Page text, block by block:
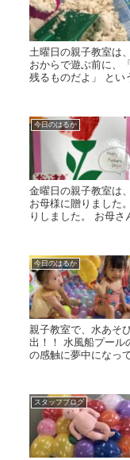
土曜日の親子教室は
おからで遊ぶ前に、
残るものだよ」 というお話をして、本物の大豆や豆乳、豆腐に
今日のはるか
金曜日の親子教室は
お母様に贈りました。 かわいい手のカーネーションに、ほっこ
りしました。 お母さんに喜んでもらえて、子ども達も嬉しそう
今日のはるか
親子教室で、水あそび♪ ビニールプールに大量の水風
出！！ 水風船プールの出来上がり＼(^o^)／ たっぷりの水風船
の感触に夢中になってくれました。
スタッフブログ